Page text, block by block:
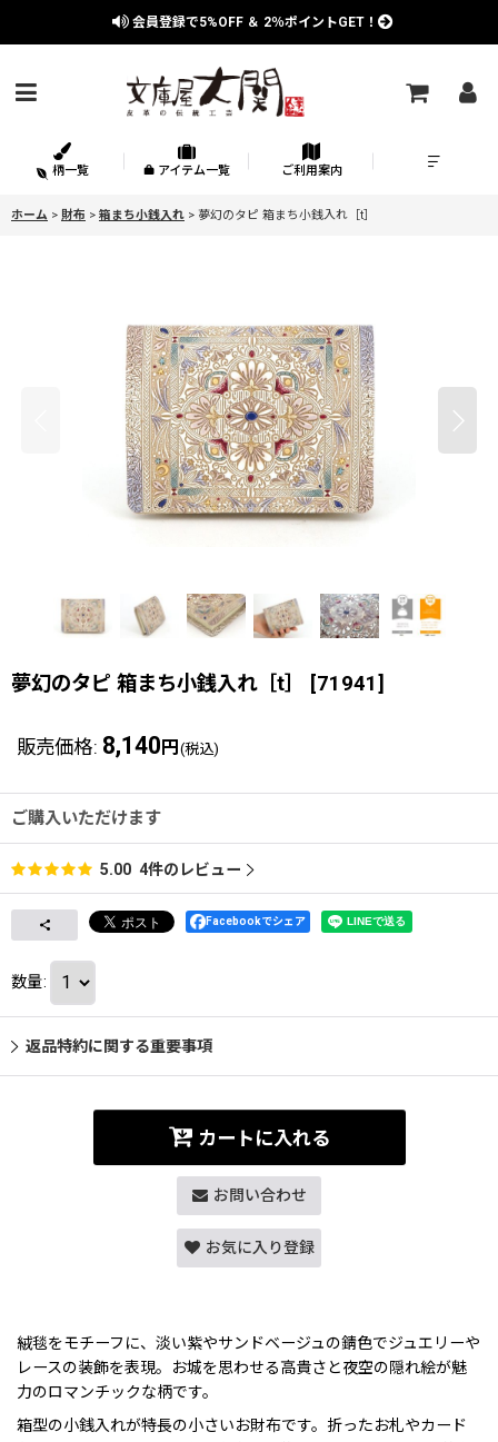
会員登録で5%OFF ＆ 2％ポイントGET！
柄一覧 アイテム一覧 ご利用案内
ホーム > 財布 > 箱まち小銭入れ > 夢幻のタピ 箱まち小銭入れ［t］
夢幻のタピ 箱まち小銭入れ［t］ [71941]
販売価格: 8,140 円 (税込)
ご購入いただけます
5.00 4件のレビュー
Facebookでシェア
数量:
返品特約に関する重要事項
カートに入れる
お問い合わせ
お気に入り登録
絨毯をモチーフに、淡い紫やサンドベージュの錆色でジュエリーや
レースの装飾を表現。お城を思わせる高貴さと夜空の隠れ絵が魅
力のロマンチックな柄です。
箱型の小銭入れが特長の小さいお財布です。折ったお札やカード